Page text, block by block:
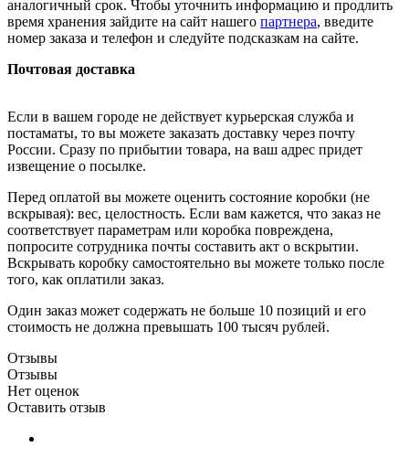
аналогичный срок. Чтобы уточнить информацию и продлить
время хранения зайдите на сайт нашего партнера, введите
номер заказа и телефон и следуйте подсказкам на сайте.
Почтовая доставка
Если в вашем городе не действует курьерская служба и
постаматы, то вы можете заказать доставку через почту
России. Сразу по прибытии товара, на ваш адрес придет
извещение о посылке.
Перед оплатой вы можете оценить состояние коробки (не
вскрывая): вес, целостность. Если вам кажется, что заказ не
соответствует параметрам или коробка повреждена,
попросите сотрудника почты составить акт о вскрытии.
Вскрывать коробку самостоятельно вы можете только после
того, как оплатили заказ.
Один заказ может содержать не больше 10 позиций и его
стоимость не должна превышать 100 тысяч рублей.
Отзывы
Отзывы
Нет оценок
Оставить отзыв